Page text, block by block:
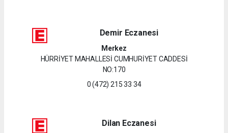
Demir Eczanesi
Merkez
HÜRRİYET MAHALLESİ CUMHURİYET CADDESİ
NO:170
0 (472) 215 33 34
Dilan Eczanesi